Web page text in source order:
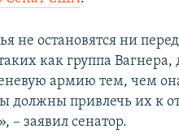
не остановятся ни
как группа Вагнера,
армию тем, чем
должны привлечь их к
– заявил сенатор.